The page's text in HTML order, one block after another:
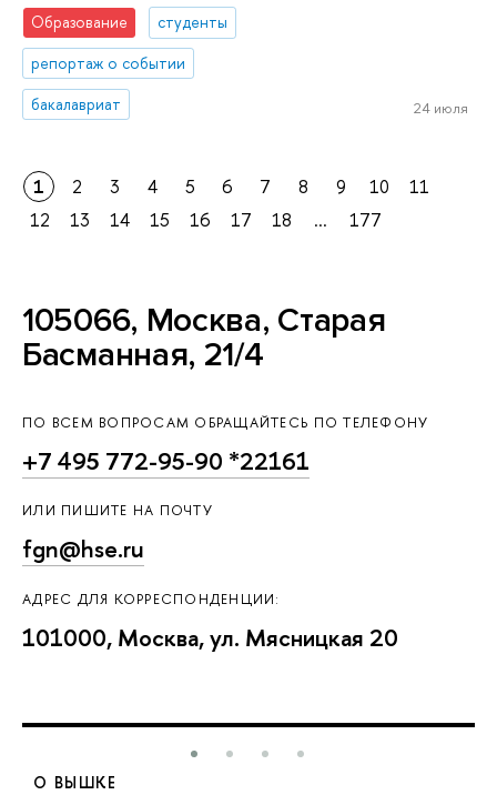
Образование
студенты
репортаж о событии
бакалавриат
24 июля
1 2 3 4 5 6 7 8 9 10
11
12
13 14 15 16 17 18 ... 177
105066, Москва, Старая
Басманная, 21/4
ПО ВСЕМ ВОПРОСАМ ОБРАЩАЙТЕСЬ ПО ТЕЛЕФОНУ
+7 495 772-95-90 *22161
ИЛИ ПИШИТЕ НА ПОЧТУ
fgn@hse.ru
АДРЕС ДЛЯ КОРРЕСПОНДЕНЦИИ:
101000, Москва, ул. Мясницкая 20
О ВЫШКЕ